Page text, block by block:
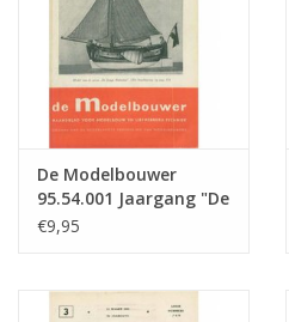
Nieuwe tekeningen
NIEUWE TIJDSCHRIFTEN
ABONNEMENT DE
MODELBOUWER
De Modelbouwer
95.54.001 Jaargang "De
Modelbouwer" Editie :
€9,95